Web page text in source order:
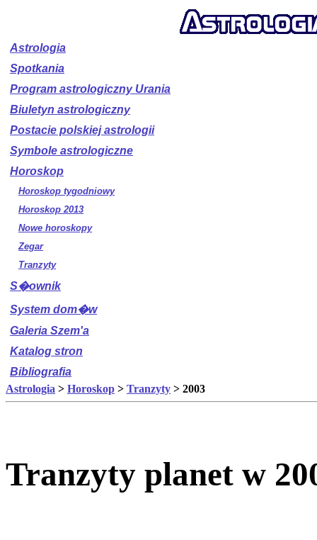
Astrologia
Spotkania
Program astrologiczny Urania
Biuletyn astrologiczny
Postacie polskiej astrologii
Symbole astrologiczne
Horoskop
Horoskop tygodniowy
Horoskop 2013
Nowe horoskopy
Zegar
Tranzyty
S�ownik
System dom�w
Galeria Szem'a
Katalog stron
Bibliografia
Astrologia > Horoskop > Tranzyty > 2003
Tranzyty planet w